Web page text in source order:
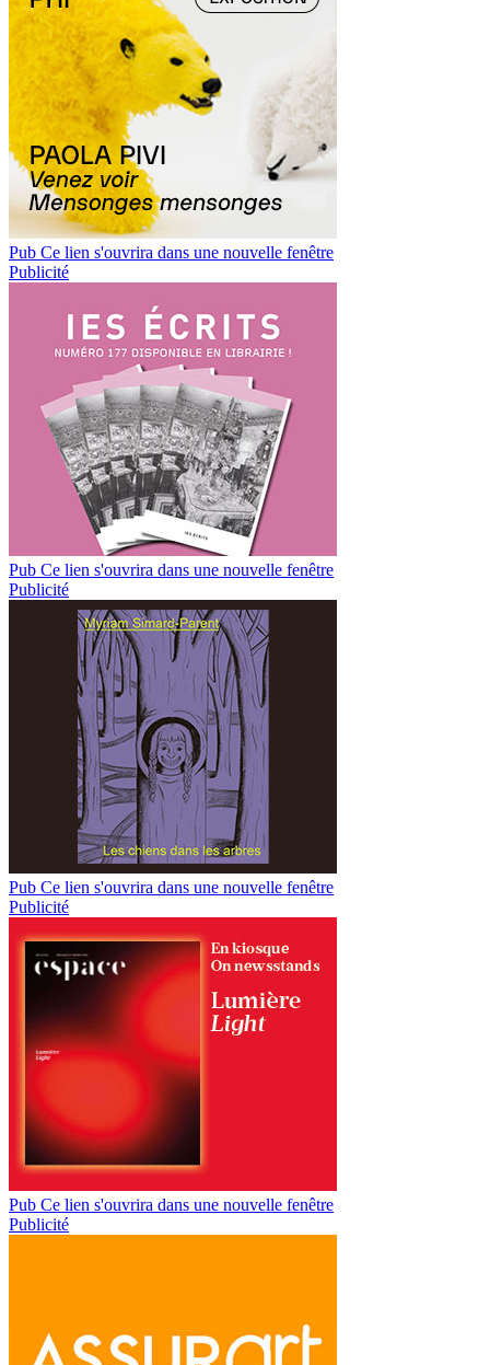
Pub Ce lien s'ouvrira dans une nouvelle fenêtre
Publicité
Pub Ce lien s'ouvrira dans une nouvelle fenêtre
Publicité
Pub Ce lien s'ouvrira dans une nouvelle fenêtre
Publicité
Pub Ce lien s'ouvrira dans une nouvelle fenêtre
Publicité